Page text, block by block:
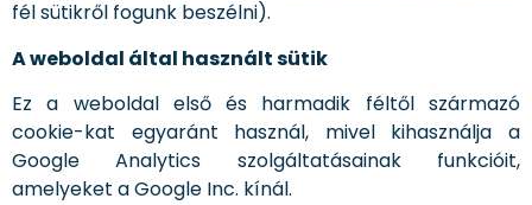
fél sütikről fogunk beszélni).
A weboldal által használt sütik
Ez a weboldal első és harmadik féltől származó
cookie-kat egyaránt használ, mivel kihasználja a
Google Analytics szolgáltatásainak funkcióit,
amelyeket a Google Inc. kínál.